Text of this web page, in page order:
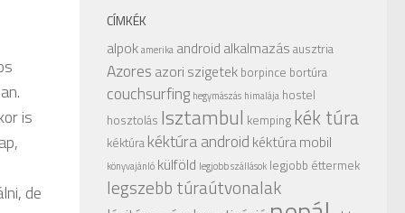
is
de
CÍMKÉK
alpokamerika android alkalmazás ausztria
Azores azori szigetek borpince bortúra
couchsurfing hegymászás himalája hostel
hosztolás Isztambul kemping kék túra
kéktúra kéktúra android kéktúra mobil
könyvajánló külföld legjobb szállások legjobb éttermek
legszebb túraútvonalak